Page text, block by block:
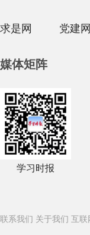
求是网 党建网
媒体矩阵
学习时报
联系我们 关于我们 互